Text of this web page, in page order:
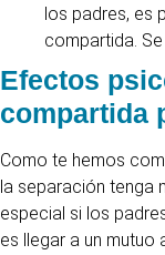
los padres, es
compartida.
Efectos
compartida
Como te hemos
la separación tenga
especial si los
es llegar a un mutuo